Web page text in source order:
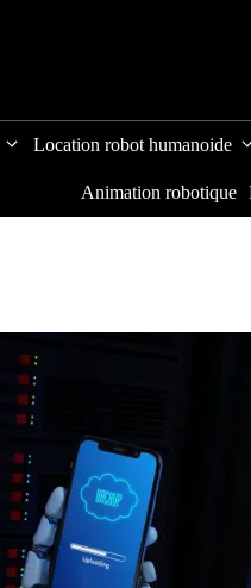
Location robot humanoide
Animation robotique